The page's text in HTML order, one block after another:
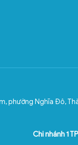
phường Nghĩa Đô,
Chi nhánh 1